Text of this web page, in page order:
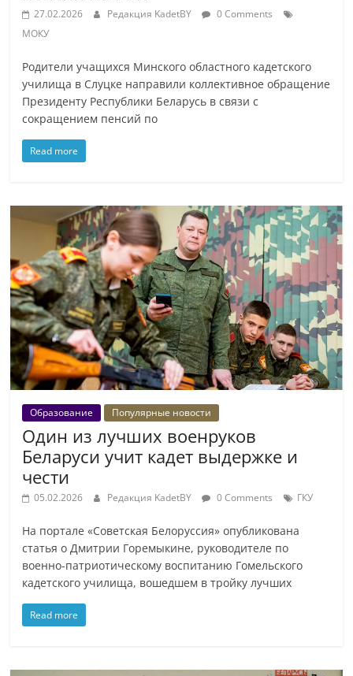
27.02.2026 Редакция KadetBY
0 Comments
МОКУ
Родители учащихся Минского областного кадетского
училища в Слуцке направили коллективное обращение
Президенту Республики Беларусь в связи с
сокращением пенсий по
Read more
Образование Популярные новости
Один из лучших военруков
Беларуси учит кадет выдержке и
чести
05.02.2026 Редакция KadetBY 0 Comments ГКУ
На портале «Советская Белоруссия» опубликована
статья о Дмитрии Горемыкине, руководителе по
военно-патриотическому воспитанию Гомельского
кадетского училища, вошедшем в тройку лучших
Read more